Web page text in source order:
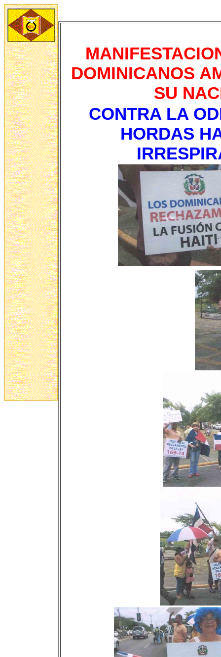
DOMINICANOS
SU
CONTRA LA
HORDAS